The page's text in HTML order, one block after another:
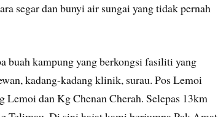
segar dan bunyi air sungai yang tidak pernah
buah kampung yang berkongsi fasiliti yang
kadang-kadang klinik, surau. Pos Lemoi
dan Kg Chenan Cherah. Selepas 13km